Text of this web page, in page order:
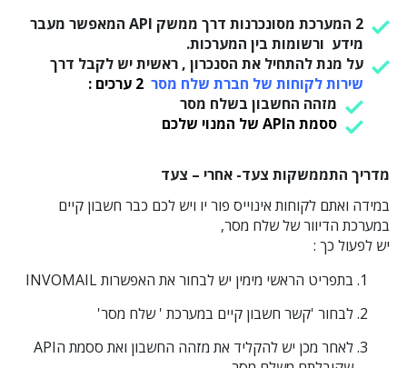
2 המערכת מסונכרנות דרך ממשק API המאפשר מעבר
מידע ורשומות בין המערכות.
על מנת להתחיל את הסנכרון , ראשית יש לקבל דרך
שירות לקוחות של חברת שלח מסר 2 ערכים :
מזהה החשבון בשלח מסר
ססמת הAPI של המנוי שלכם
מדריך התממשקות צעד- אחרי – צעד
במידה ואתם לקוחות אינוייס פור יו ויש לכם כבר חשבון קיים
במערכת הדיוור של שלח מסר,
יש לפעול כך :
בתפריט הראשי מימין יש לבחור את האפשרות INVOMAIL
לבחור 'קשר חשבון קיים במערכת ' שלח מסר'
לאחר מכן יש להקליד את מזהה החשבון ואת ססמת הAPI